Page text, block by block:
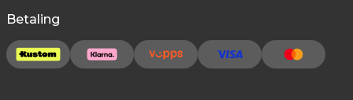
Betaling